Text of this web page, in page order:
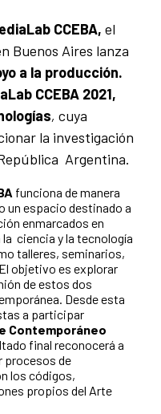
CCEBA, el
Buenos Aires lanza
a la producción.
CCEBA 2021,
, cuya
la investigación
Argentina.
funciona de manera
un espacio destinado a
enmarcados en
ciencia y la tecnología
talleres, seminarios,
objetivo es explorar
de estos dos
Desde esta
a participar
Contemporáneo
final reconocerá a
procesos de
los códigos,
propios del Arte